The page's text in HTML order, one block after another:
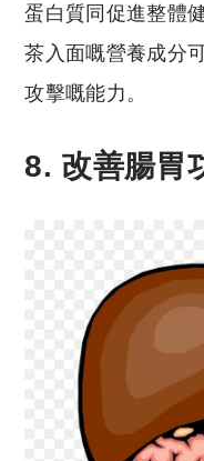
蛋白質同促進整體
茶入面嘅營養成分
攻擊嘅能力。
8. 改善腸胃